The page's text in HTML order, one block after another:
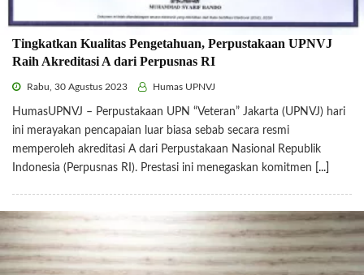
Tingkatkan Kualitas Pengetahuan, Perpustakaan UPNVJ
Raih Akreditasi A dari Perpusnas RI
Rabu, 30 Agustus 2023 Humas UPNVJ
HumasUPNVJ – Perpustakaan UPN “Veteran” Jakarta (UPNVJ) hari
ini merayakan pencapaian luar biasa sebab secara resmi
memperoleh akreditasi A dari Perpustakaan Nasional Republik
Indonesia (Perpusnas RI). Prestasi ini menegaskan komitmen
[...]